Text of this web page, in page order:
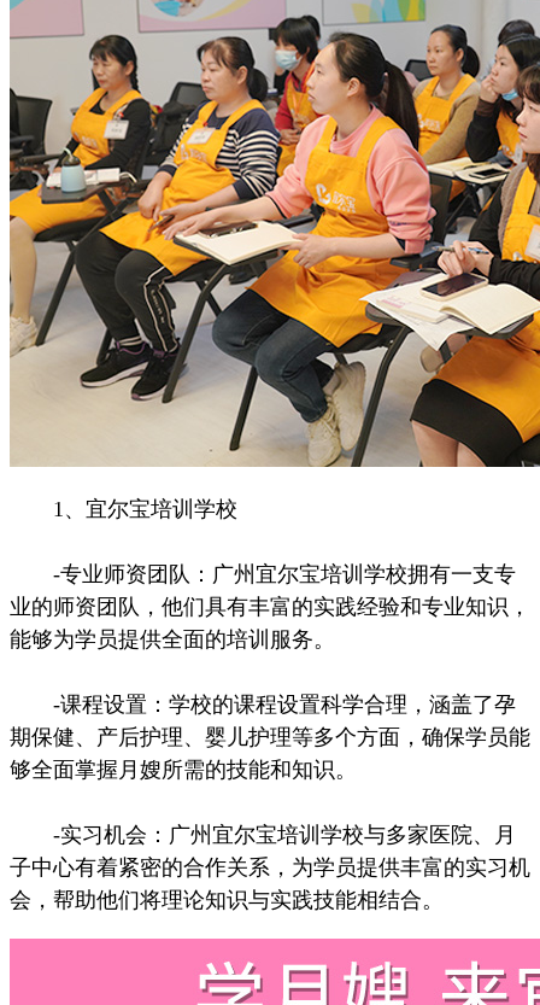
1、宜尔宝培训学校
-专业师资团队：广州宜尔宝培训学校拥有一支专
业的师资团队，他们具有丰富的实践经验和专业知识，
能够为学员提供全面的培训服务。
-课程设置：学校的课程设置科学合理，涵盖了孕
期保健、产后护理、婴儿护理等多个方面，确保学员能
够全面掌握月嫂所需的技能和知识。
-实习机会：广州宜尔宝培训学校与多家医院、月
子中心有着紧密的合作关系，为学员提供丰富的实习机
会，帮助他们将理论知识与实践技能相结合。